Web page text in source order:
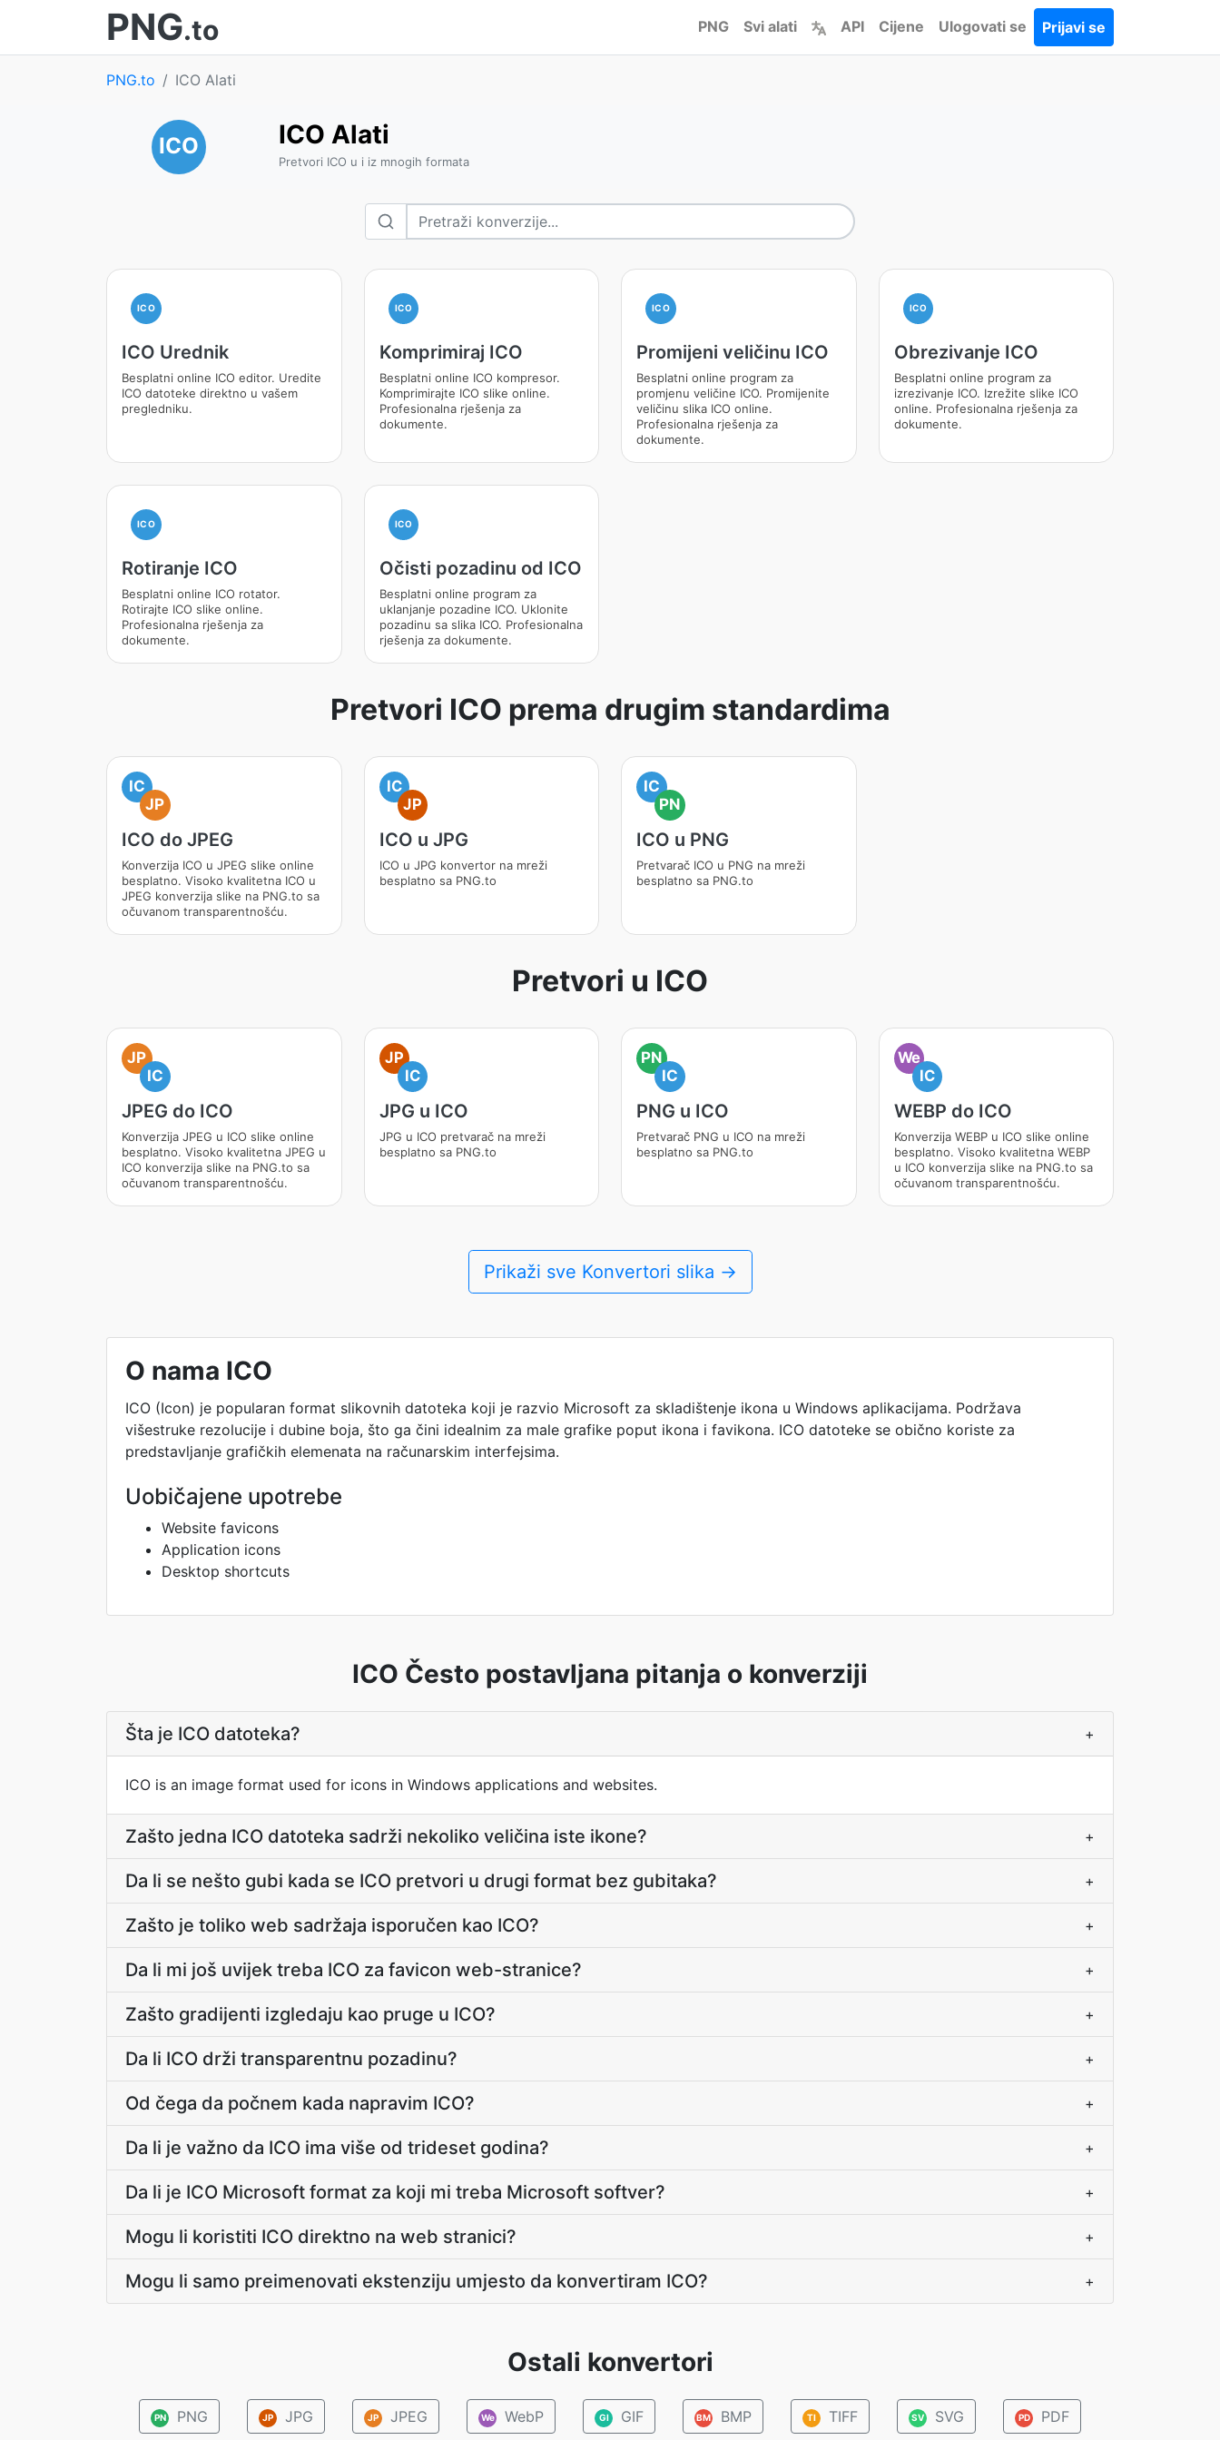
PNG.to PNG Svi alati API Cijene Ulogovati se Prijavi se
PNG.to ICO Alati
ICO ICO Alati
Pretvori ICO u i iz mnogih formata
ICO
ICO Urednik
Besplatni online ICO editor. Uredite
ICO datoteke direktno u vašem
pregledniku.
ICO
Komprimiraj ICO
Besplatni online ICO kompresor.
Komprimirajte ICO slike online.
Profesionalna rješenja za
dokumente.
ICO
Promijeni veličinu ICO
Besplatni online program za
promjenu veličine ICO. Promijenite
veličinu slika ICO online.
Profesionalna rješenja za
dokumente.
ICO
Obrezivanje ICO
Besplatni online program za
izrezivanje ICO. Izrežite slike ICO
online. Profesionalna rješenja za
dokumente.
ICO
Rotiranje ICO
Besplatni online ICO rotator.
Rotirajte ICO slike online.
Profesionalna rješenja za
dokumente.
ICO
Očisti pozadinu od ICO
Besplatni online program za
uklanjanje pozadine ICO. Uklonite
pozadinu sa slika ICO. Profesionalna
rješenja za dokumente.
Pretvori ICO prema drugim standardima
IC
JP
ICO do JPEG
Konverzija ICO u JPEG slike online
besplatno. Visoko kvalitetna ICO u
JPEG konverzija slike na PNG.to sa
očuvanom transparentnošću.
IC
JP
ICO u JPG
ICO u JPG konvertor na mreži
besplatno sa PNG.to
IC
PN
ICO u PNG
Pretvarač ICO u PNG na mreži
besplatno sa PNG.to
Pretvori u ICO
JP
IC
JPEG do ICO
Konverzija JPEG u ICO slike online
besplatno. Visoko kvalitetna JPEG u
ICO konverzija slike na PNG.to sa
očuvanom transparentnošću.
JP
IC
JPG u ICO
JPG u ICO pretvarač na mreži
besplatno sa PNG.to
PN
IC
PNG u ICO
Pretvarač PNG u ICO na mreži
besplatno sa PNG.to
We
IC
WEBP do ICO
Konverzija WEBP u ICO slike online
besplatno. Visoko kvalitetna WEBP
u ICO konverzija slike na PNG.to sa
očuvanom transparentnošću.
Prikaži sve Konvertori slika →
O nama ICO
ICO (Icon) je popularan format slikovnih datoteka koji je razvio Microsoft za skladištenje ikona u Windows aplikacijama. Podržava
višestruke rezolucije i dubine boja, što ga čini idealnim za male grafike poput ikona i favikona. ICO datoteke se obično koriste za
predstavljanje grafičkih elemenata na računarskim interfejsima.
Uobičajene upotrebe
Website favicons
Application icons
Desktop shortcuts
ICO Često postavljana pitanja o konverziji
Šta je ICO datoteka? +
ICO is an image format used for icons in Windows applications and websites.
Zašto jedna ICO datoteka sadrži nekoliko veličina iste ikone? +
Da li se nešto gubi kada se ICO pretvori u drugi format bez gubitaka? +
Zašto je toliko web sadržaja isporučen kao ICO? +
Da li mi još uvijek treba ICO za favicon web-stranice? +
Zašto gradijenti izgledaju kao pruge u ICO? +
Da li ICO drži transparentnu pozadinu? +
Od čega da počnem kada napravim ICO? +
Da li je važno da ICO ima više od trideset godina? +
Da li je ICO Microsoft format za koji mi treba Microsoft softver? +
Mogu li koristiti ICO direktno na web stranici? +
Mogu li samo preimenovati ekstenziju umjesto da konvertiram ICO? +
Ostali konvertori
PN PNG JP JPG JP JPEG We WebP GI GIF BM BMP TI TIFF SV SVG PD PDF